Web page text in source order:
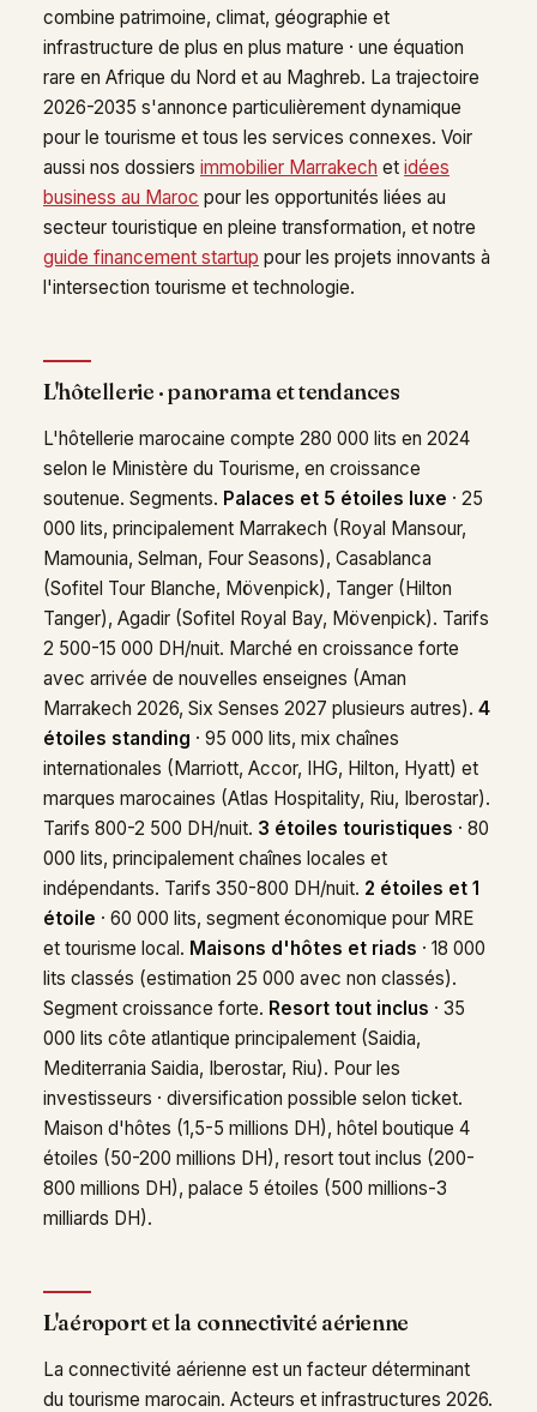
combine patrimoine, climat, géographie et
infrastructure de plus en plus mature · une équation
rare en Afrique du Nord et au Maghreb. La trajectoire
2026-2035 s'annonce particulièrement dynamique
pour le tourisme et tous les services connexes. Voir
aussi nos dossiers immobilier Marrakech et idées
business au Maroc pour les opportunités liées au
secteur touristique en pleine transformation, et notre
guide financement startup pour les projets innovants à
l'intersection tourisme et technologie.
L'hôtellerie · panorama et tendances
L'hôtellerie marocaine compte 280 000 lits en 2024
selon le Ministère du Tourisme, en croissance
soutenue. Segments. Palaces et 5 étoiles luxe · 25
000 lits, principalement Marrakech (Royal Mansour,
Mamounia, Selman, Four Seasons), Casablanca
(Sofitel Tour Blanche, Mövenpick), Tanger (Hilton
Tanger), Agadir (Sofitel Royal Bay, Mövenpick). Tarifs
2 500-15 000 DH/nuit. Marché en croissance forte
avec arrivée de nouvelles enseignes (Aman
Marrakech 2026, Six Senses 2027 plusieurs autres). 4
étoiles standing · 95 000 lits, mix chaînes
internationales (Marriott, Accor, IHG, Hilton, Hyatt) et
marques marocaines (Atlas Hospitality, Riu, Iberostar).
Tarifs 800-2 500 DH/nuit. 3 étoiles touristiques · 80
000 lits, principalement chaînes locales et
indépendants. Tarifs 350-800 DH/nuit. 2 étoiles et 1
étoile · 60 000 lits, segment économique pour MRE
et tourisme local. Maisons d'hôtes et riads · 18 000
lits classés (estimation 25 000 avec non classés).
Segment croissance forte. Resort tout inclus · 35
000 lits côte atlantique principalement (Saidia,
Mediterrania Saidia, Iberostar, Riu). Pour les
investisseurs · diversification possible selon ticket.
Maison d'hôtes (1,5-5 millions DH), hôtel boutique 4
étoiles (50-200 millions DH), resort tout inclus (200-
800 millions DH), palace 5 étoiles (500 millions-3
milliards DH).
L'aéroport et la connectivité aérienne
La connectivité aérienne est un facteur déterminant
du tourisme marocain. Acteurs et infrastructures 2026.